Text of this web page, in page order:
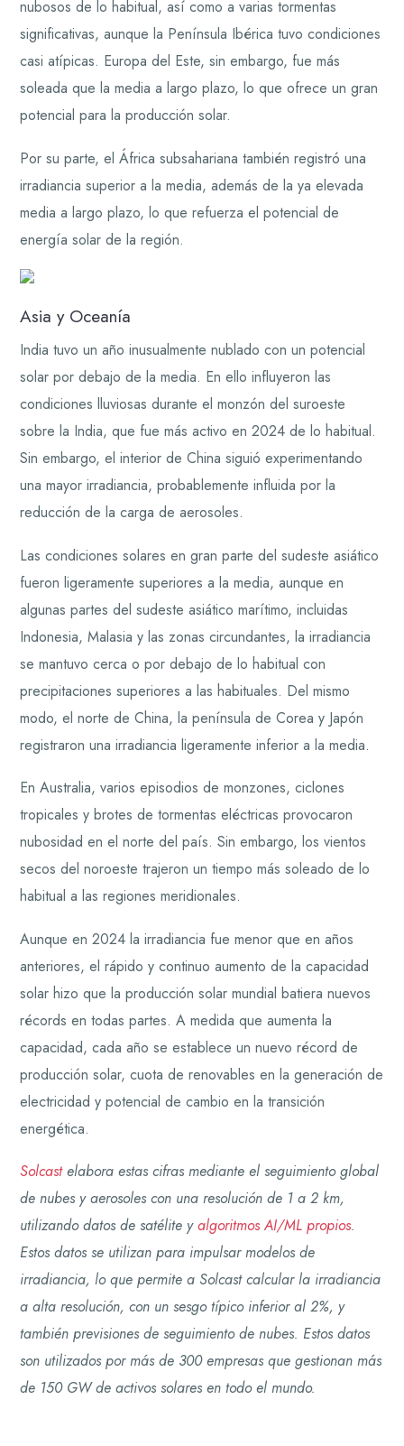
nubosos de lo habitual, así como a varias tormentas
significativas, aunque la Península Ibérica tuvo condiciones
casi atípicas. Europa del Este, sin embargo, fue más
soleada que la media a largo plazo, lo que ofrece un gran
potencial para la producción solar.
Por su parte, el África subsahariana también registró una
irradiancia superior a la media, además de la ya elevada
media a largo plazo, lo que refuerza el potencial de
energía solar de la región.
Asia y Oceanía
India tuvo un año inusualmente nublado con un potencial
solar por debajo de la media. En ello influyeron las
condiciones lluviosas durante el monzón del suroeste
sobre la India, que fue más activo en 2024 de lo habitual.
Sin embargo, el interior de China siguió experimentando
una mayor irradiancia, probablemente influida por la
reducción de la carga de aerosoles.
Las condiciones solares en gran parte del sudeste asiático
fueron ligeramente superiores a la media, aunque en
algunas partes del sudeste asiático marítimo, incluidas
Indonesia, Malasia y las zonas circundantes, la irradiancia
se mantuvo cerca o por debajo de lo habitual con
precipitaciones superiores a las habituales. Del mismo
modo, el norte de China, la península de Corea y Japón
registraron una irradiancia ligeramente inferior a la media.
En Australia, varios episodios de monzones, ciclones
tropicales y brotes de tormentas eléctricas provocaron
nubosidad en el norte del país. Sin embargo, los vientos
secos del noroeste trajeron un tiempo más soleado de lo
habitual a las regiones meridionales.
Aunque en 2024 la irradiancia fue menor que en años
anteriores, el rápido y continuo aumento de la capacidad
solar hizo que la producción solar mundial batiera nuevos
récords en todas partes. A medida que aumenta la
capacidad, cada año se establece un nuevo récord de
producción solar, cuota de renovables en la generación de
electricidad y potencial de cambio en la transición
energética.
Solcastelabora estas cifras mediante el seguimiento global
de nubes y aerosoles con una resolución de 1 a 2 km,
utilizando datos de satélite yalgoritmos AI/ML propios.
Estos datos se utilizan para impulsar modelos de
irradiancia, lo que permite a Solcast calcular la irradiancia
a alta resolución, con un sesgo típico inferior al 2%, y
también previsiones de seguimiento de nubes. Estos datos
son utilizados por más de 300 empresas que gestionan más
de 150 GW de activos solares en todo el mundo.